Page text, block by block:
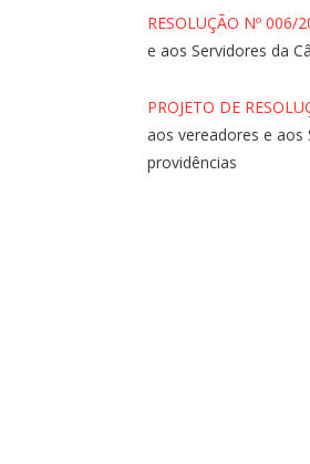
RESOLUÇÃO Nº 006/
e aos Servidores da
PROJETO DE
aos vereadores e aos
providências